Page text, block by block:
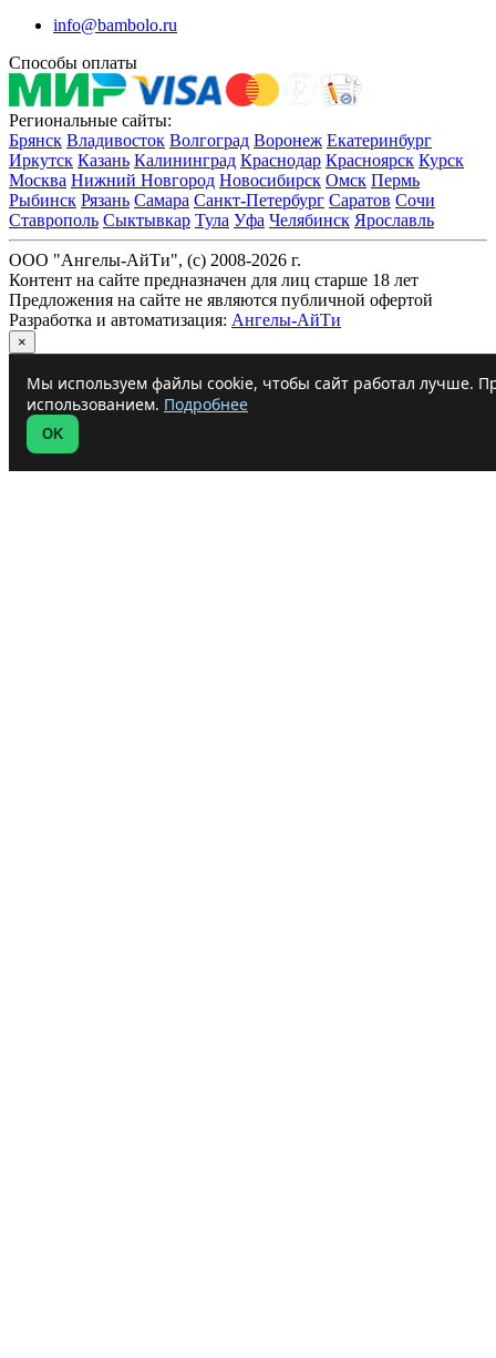
info@bambolo.ru
Способы оплаты
Региональные сайты:
Брянск Владивосток Волгоград Воронеж Екатеринбург
Иркутск Казань Калининград Краснодар Красноярск Курск
Москва Нижний Новгород Новосибирск Омск Пермь
Рыбинск Рязань Самара Санкт-Петербург Саратов Сочи
Ставрополь Сыктывкар Тула Уфа Челябинск Ярославль
ООО "Ангелы-АйТи", (c) 2008-2026 г.
Контент на сайте предназначен для лиц старше 18 лет
Предложения на сайте не являются публичной офертой
Разработка и автоматизация: Ангелы-АйТи
×
Мы используем файлы cookie, чтобы сайт работал лучше.
использованием. Подробнее
OK